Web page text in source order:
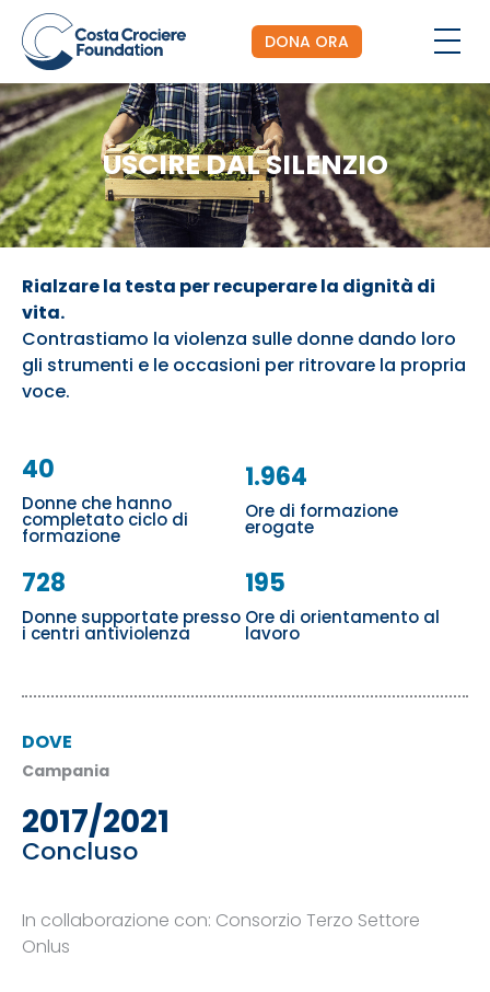
DONA ORA
USCIRE DAL SILENZIO
Rialzare la testa per recuperare la dignità di
vita.
Contrastiamo la violenza sulle donne dando loro
gli strumenti e le occasioni per ritrovare la propria
voce.
40
Donne che hanno
completato ciclo di
formazione
1.964
Ore di formazione
erogate
728
Donne supportate presso
i centri antiviolenza
195
Ore di orientamento al
lavoro
DOVE
Campania
2017/2021
Concluso
In collaborazione con: Consorzio Terzo Settore
Onlus